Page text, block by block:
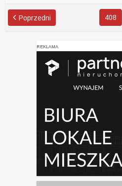
Poprzedni 408
REKLAMA